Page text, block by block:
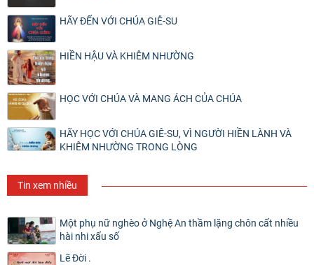
HÃY ĐẾN VỚI CHÚA GIÊ-SU
HIỀN HẬU VÀ KHIÊM NHƯỜNG
HỌC VỚI CHÚA VÀ MANG ÁCH CỦA CHÚA
HÃY HỌC VỚI CHÚA GIÊ-SU, VÌ NGƯỜI HIỀN LÀNH VÀ
KHIÊM NHƯỜNG TRONG LÒNG
Tin xem nhiều
Một phụ nữ nghèo ở Nghệ An thầm lặng chôn cất nhiều
hài nhi xấu số
Lẽ Đời .